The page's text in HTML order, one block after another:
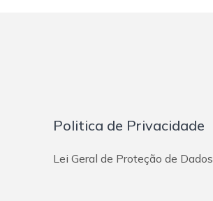
Vila Eldízia
Vila Francisco Matarazzo
Politica de Privacidade
Lei Geral de Proteção de Dados